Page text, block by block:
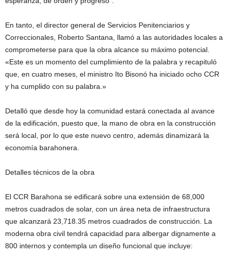
En tanto, el director general de Servicios Penitenciarios y
Correccionales, Roberto Santana, llamó a las autoridades locales a
comprometerse para que la obra alcance su máximo potencial.
«Este es un momento del cumplimiento de la palabra y recapituló
que, en cuatro meses, el ministro Ito Bisonó ha iniciado ocho CCR
y ha cumplido con su palabra.»
Detalló que desde hoy la comunidad estará conectada al avance
de la edificación, puesto que, la mano de obra en la construcción
será local, por lo que este nuevo centro, además dinamizará la
economía barahonera.
Detalles técnicos de la obra
El CCR Barahona se edificará sobre una extensión de 68,000
metros cuadrados de solar, con un área neta de infraestructura
que alcanzará 23,718.35 metros cuadrados de construcción. La
moderna obra civil tendrá capacidad para albergar dignamente a
800 internos y contempla un diseño funcional que incluye: